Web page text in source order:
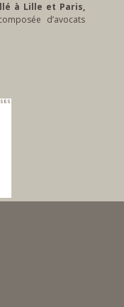
à Lille et Paris,
d’avocats